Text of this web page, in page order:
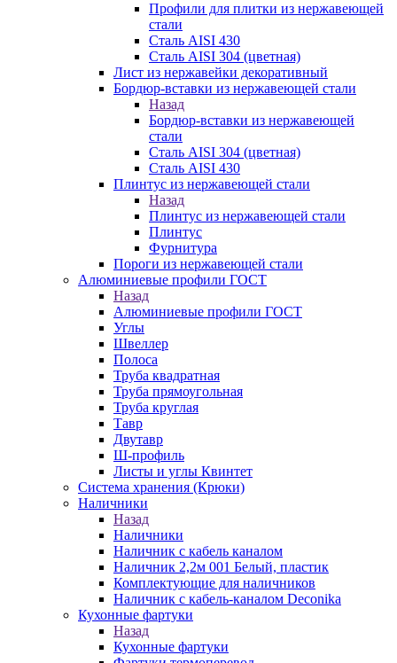
Профили для плитки из нержавеющей
стали
Сталь AISI 430
Сталь AISI 304 (цветная)
Лист из нержавейки декоративный
Бордюр-вставки из нержавеющей стали
Назад
Бордюр-вставки из нержавеющей
стали
Сталь AISI 304 (цветная)
Сталь AISI 430
Плинтус из нержавеющей стали
Назад
Плинтус из нержавеющей стали
Плинтус
Фурнитура
Пороги из нержавеющей стали
Алюминиевые профили ГОСТ
Назад
Алюминиевые профили ГОСТ
Углы
Швеллер
Полоса
Труба квадратная
Труба прямоугольная
Труба круглая
Тавр
Двутавр
Ш-профиль
Листы и углы Квинтет
Система хранения (Крюки)
Наличники
Назад
Наличники
Наличник с кабель каналом
Наличник 2,2м 001 Белый, пластик
Комплектующие для наличников
Наличник с кабель-каналом Deconika
Кухонные фартуки
Назад
Кухонные фартуки